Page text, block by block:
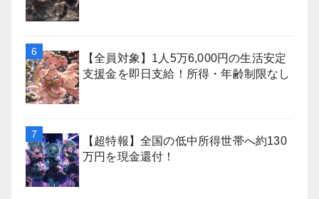
【全員対象】1人5万6,000円の生活安定
支援金を即日支給！所得・年齢制限なし
【超特報】全国の低中所得世帯へ約130
万円を現金還付！